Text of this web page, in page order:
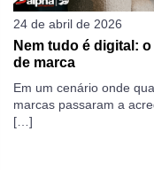
24 de abril de 2026
Nem tudo é digital:
de marca
Em um cenário onde
marcas passaram a
[…]